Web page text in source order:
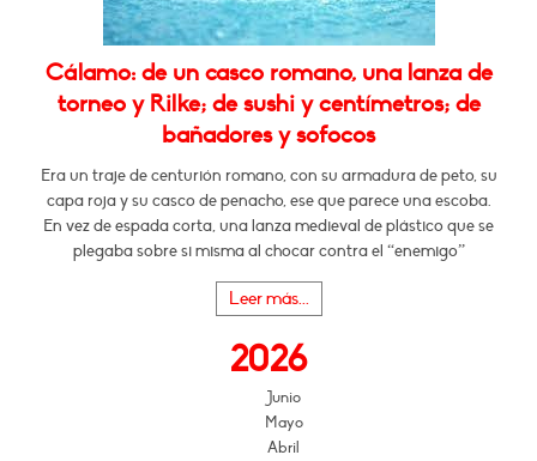
Cálamo: de un casco romano, una lanza de
torneo y Rilke; de sushi y centímetros; de
bañadores y sofocos
Era un traje de centurión romano, con su armadura de peto, su
capa roja y su casco de penacho, ese que parece una escoba.
En vez de espada corta, una lanza medieval de plástico que se
plegaba sobre si misma al chocar contra el “enemigo”
Leer más...
2026
Junio
Mayo
Abril